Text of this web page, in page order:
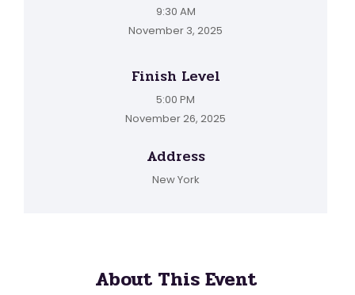
9:30 AM
November 3, 2025
Finish Level
5:00 PM
November 26, 2025
Address
New York
About This Event